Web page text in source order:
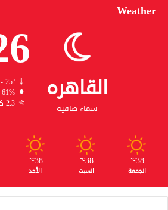
Weather
القاهره
سماء صافية
38º - 25º
61%
2.3 كيلومتر/ساعة
38
℃
الجمعة
38
℃
السبت
38
℃
الأحد